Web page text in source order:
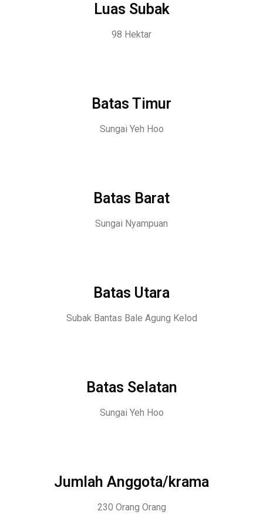
Luas Subak
98 Hektar
Batas Timur
Sungai Yeh Hoo
Batas Barat
Sungai Nyampuan
Batas Utara
Subak Bantas Bale Agung Kelod
Batas Selatan
Sungai Yeh Hoo
Jumlah Anggota/krama
230 Orang Orang